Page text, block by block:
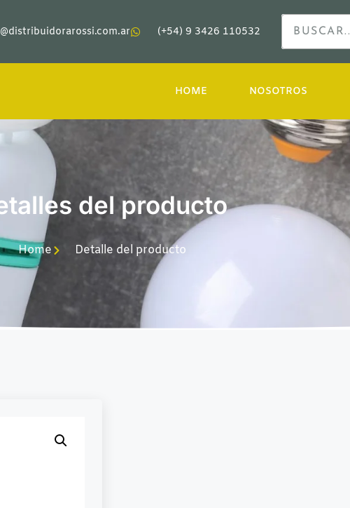
(+54) 9 3426 110532
HOME NOSOTROS
del producto
Home Detalle del producto